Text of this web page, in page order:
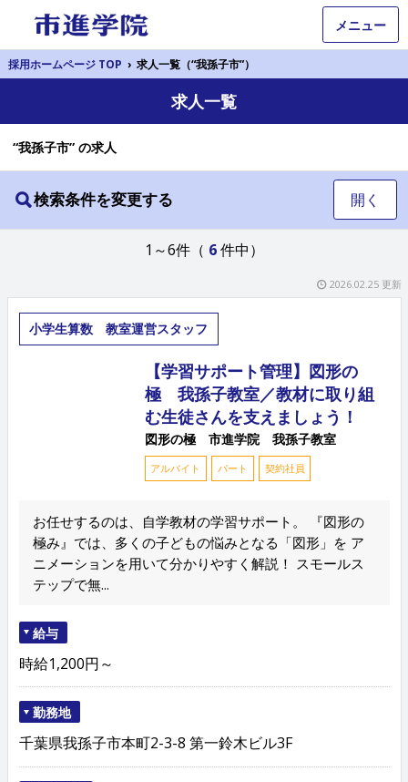
メニュー
採用ホームページ TOP › 求人一覧（“我孫子市”）
求人一覧
“我孫子市” の求人
検索条件を変更する 開く
1～6件（ 6 件中）
2026.02.25 更新
小学生算数 教室運営スタッフ
【学習サポート管理】図形の
極 我孫子教室／教材に取り組
む生徒さんを支えましょう！
図形の極 市進学院 我孫子教室
アルバイト パート 契約社員
お任せするのは、自学教材の学習サポート。 『図形の
極み』では、多くの子どもの悩みとなる「図形」を ア
ニメーションを用いて分かりやすく解説！ スモールス
テップで無...
給与
時給1,200円～
勤務地
千葉県我孫子市本町2-3-8 第一鈴木ビル3F